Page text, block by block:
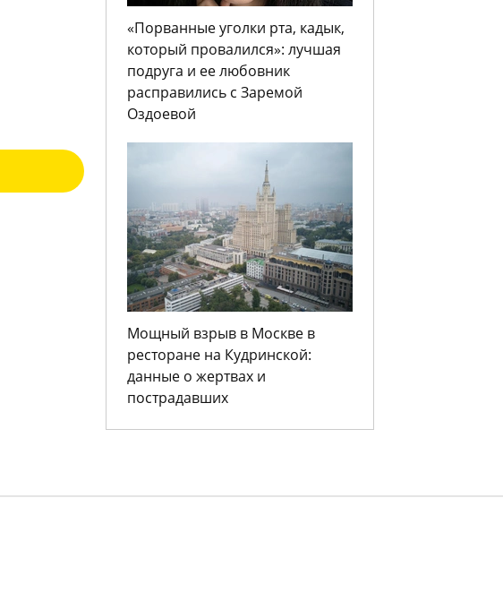
«Порванные уголки рта, кадык,
который провалился»: лучшая
подруга и ее любовник
расправились с Заремой
Оздоевой
Мощный взрыв в Москве в
ресторане на Кудринской:
данные о жертвах и
пострадавших